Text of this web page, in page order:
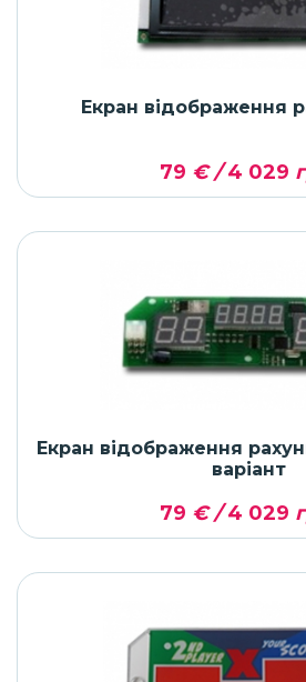
Екран відображення
79 € /4 029
Екран відображення
варіант
79 € /4 029